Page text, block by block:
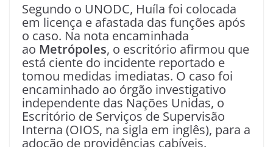
Segundo o UNODC, Huíla foi colocada
em licença e afastada das funções após
o caso. Na nota encaminhada
ao Metrópoles, o escritório afirmou que
está ciente do incidente reportado e
tomou medidas imediatas. O caso foi
encaminhado ao órgão investigativo
independente das Nações Unidas, o
Escritório de Serviços de Supervisão
Interna (OIOS, na sigla em inglês), para a
adoção de providências cabíveis.